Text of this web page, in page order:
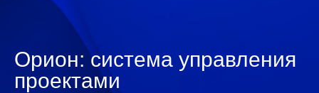
Орион: система управления
проектами